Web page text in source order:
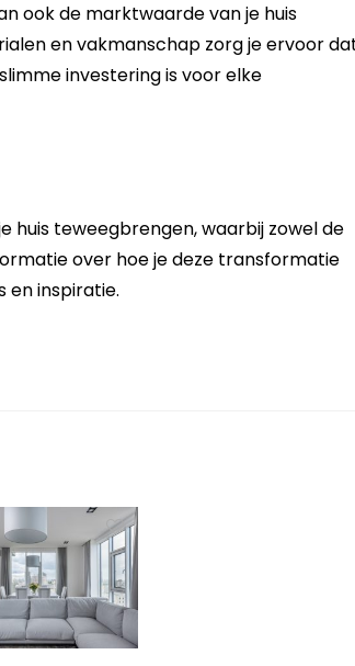
ook de marktwaarde van je huis
en vakmanschap zorg je ervoor
investering is voor elke
huis teweegbrengen, waarbij zowel de
over hoe je deze transformatie
en inspiratie.